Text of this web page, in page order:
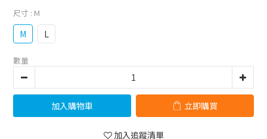
尺寸 : M
M L
數量
加入購物車 立即購買
加入追蹤清單